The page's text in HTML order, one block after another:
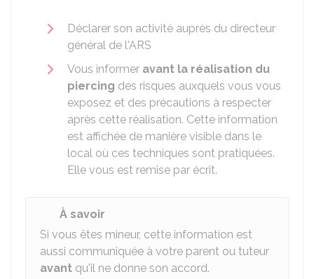
Déclarer son activité auprès du directeur
général de l'ARS
Vous informer avant la réalisation du
piercing des risques auxquels vous vous
exposez et des précautions à respecter
après cette réalisation. Cette information
est affichée de manière visible dans le
local où ces techniques sont pratiquées.
Elle vous est remise par écrit.
À savoir
Si vous êtes mineur, cette information est
aussi communiquée à votre parent ou tuteur
avant qu'il ne donne son accord.